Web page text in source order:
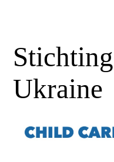
Ukraine